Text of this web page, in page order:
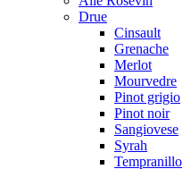
Drue
Cinsault
Grenache
Merlot
Mourvedre
Pinot grigio
Pinot noir
Sangiovese
Syrah
Tempranillo